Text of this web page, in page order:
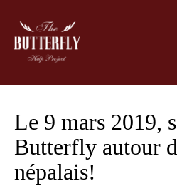
content
Le 9 mars 2019,
Butterfly autour
népalais!